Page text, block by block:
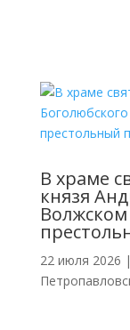
В храме
князя
22 июля 2026 |